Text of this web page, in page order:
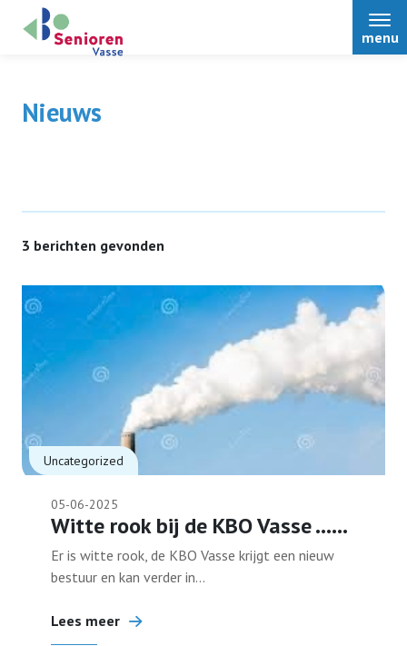
menu
Over Ons
Activiteiten
Terugblikken
Bestuur
Contact
Lid worden
Nieuws
3 berichten gevonden
Uncategorized
05-06-2025
Witte rook bij de KBO Vasse ……
Er is witte rook, de KBO Vasse krijgt een nieuw
bestuur en kan verder in...
Lees meer